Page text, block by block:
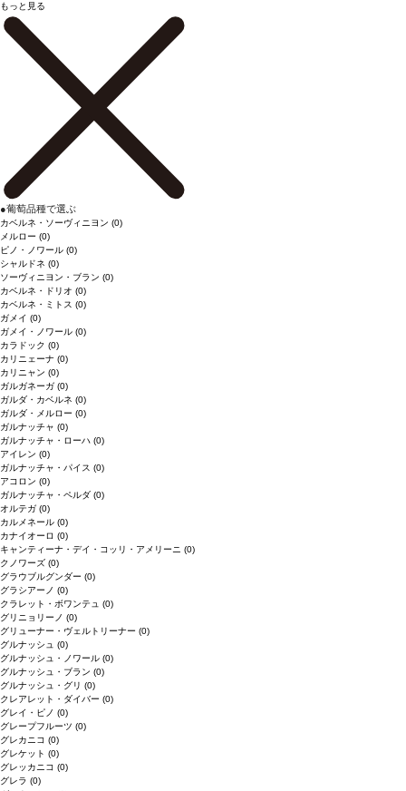
もっと見る
●葡萄品種で選ぶ
カベルネ・ソーヴィニヨン (0)
メルロー (0)
ピノ・ノワール (0)
シャルドネ (0)
ソーヴィニヨン・ブラン (0)
カベルネ・ドリオ (0)
カベルネ・ミトス (0)
ガメイ (0)
ガメイ・ノワール (0)
カラドック (0)
カリニェーナ (0)
カリニャン (0)
ガルガネーガ (0)
ガルダ・カベルネ (0)
ガルダ・メルロー (0)
ガルナッチャ (0)
ガルナッチャ・ローハ (0)
アイレン (0)
ガルナッチャ・パイス (0)
アコロン (0)
ガルナッチャ・ペルダ (0)
オルテガ (0)
カルメネール (0)
カナイオーロ (0)
キャンティーナ・デイ・コッリ・アメリーニ (0)
クノワーズ (0)
グラウブルグンダー (0)
グラシアーノ (0)
クラレット・ボワンテュ (0)
グリニョリーノ (0)
グリューナー・ヴェルトリーナー (0)
グルナッシュ (0)
グルナッシュ・ノワール (0)
グルナッシュ・ブラン (0)
グルナッシュ・グリ (0)
クレアレット・ダイバー (0)
グレイ・ピノ (0)
グレープフルーツ (0)
グレカニコ (0)
グレケット (0)
グレッカニコ (0)
グレラ (0)